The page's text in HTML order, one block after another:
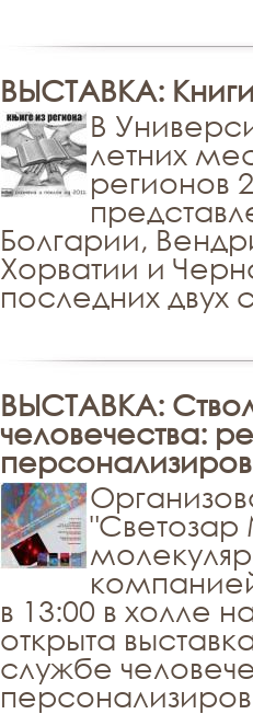
ВЫСТАВКА:
В
летних
регионов
Болгарии,
Хорватии и
последних двух
ВЫСТАВКА:
человечества:
"Светозар
в 13:00 в холле
открыта
службе